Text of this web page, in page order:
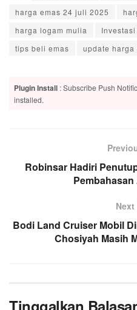
harga emas 24 juli 2025
harga logam mulia
tips beli emas
update harga
Plugin Install : Subscribe Push
installed.
Robinsar Hadiri
Pembahasan
Bodi Land Cruiser Mobil
Chosiyah Masih
Tinggalkan